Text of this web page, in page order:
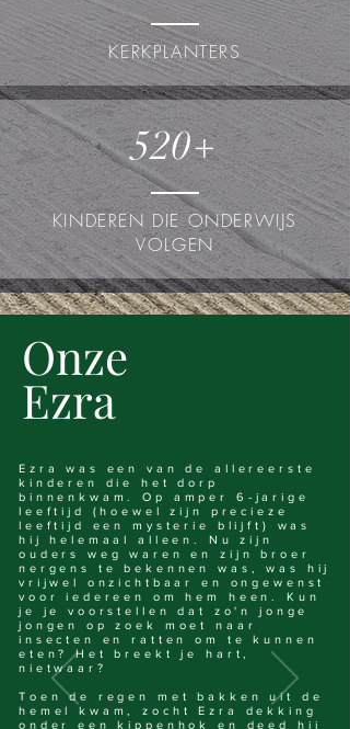
KERKPLANTERS
520+
KINDEREN DIE ONDERWIJS
VOLGEN
Onze
Ezra
Ezra was een van de allereerste
kinderen die het dorp
binnenkwam. Op amper 6-jarige
leeftijd (hoewel zijn precieze
leeftijd een mysterie blijft) was
hij helemaal alleen. Nu zijn
ouders weg waren en zijn broer
nergens te bekennen was, was hij
vrijwel onzichtbaar en ongewenst
voor iedereen om hem heen. Kun
je je voorstellen dat zo'n jonge
jongen op zoek moet naar
insecten en ratten om te kunnen
eten? Het breekt je hart,
nietwaar?
Toen de regen met bakken uit de
hemel kwam, zocht Ezra dekking
onder een kippenhok en deed hij